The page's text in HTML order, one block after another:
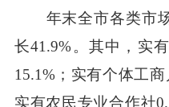
年末全市各类市场
长41.9%。其中，实
15.1%；实有个体工商
实有农民专业合作社